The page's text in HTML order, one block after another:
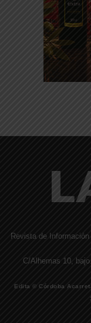
Revista de
C/Alhemas 10,
Edita © Córdoba